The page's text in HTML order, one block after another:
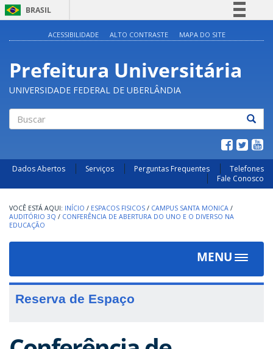
BRASIL
Participe
Acesso à informação
ACESSIBILIDADE ALTO CONTRASTE MAPA DO SITE
Prefeitura Universitária
UNIVERSIDADE FEDERAL DE UBERLÂNDIA
Dados Abertos Serviços Perguntas Frequentes
Telefones
Fale Conosco
INÍCIO / ESPACOS FISICOS / CAMPUS SANTA MONICA /
AUDITÓRIO 3Q / CONFERÊNCIA DE ABERTURA DO UNO E O DIVERSO NA
EDUCAÇÃO
MENU
Toggle
Reserva de Espaço